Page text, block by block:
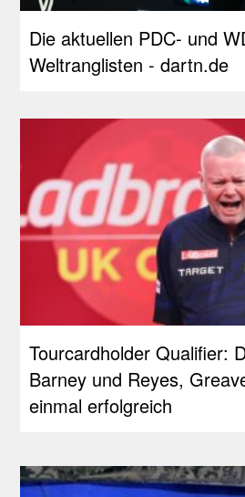
Die aktuellen PDC- und
Weltranglisten - dartn.de
Tourcardholder Qualifier:
Barney und Reyes,
einmal erfolgreich